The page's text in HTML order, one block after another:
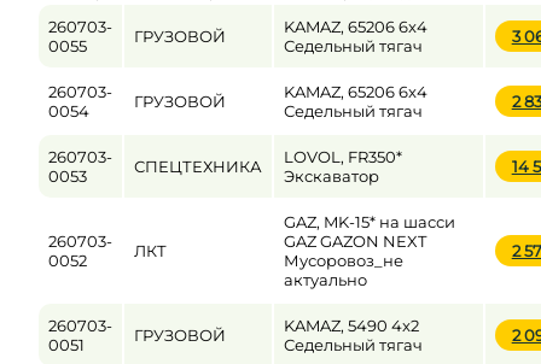
Цена
260703-
0055
ГРУЗОВОЙ
KAMAZ, 65206 6x4
Седельный тягач
3
260703-
0054
ГРУЗОВОЙ
KAMAZ, 65206 6x4
Седельный тягач
2
260703-
0053
СПЕЦТЕХНИКА
LOVOL, FR350*
Экскаватор
14
260703-
0052
ЛКТ
GAZ, MK-15* на шасси
GAZ GAZON NEXT
Мусоровоз_не
актуально
2
260703-
0051
ГРУЗОВОЙ
KAMAZ, 5490 4x2
Седельный тягач
2